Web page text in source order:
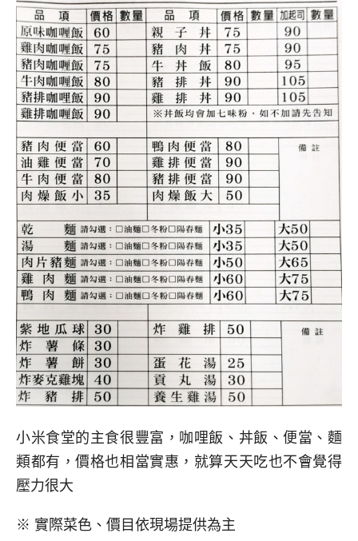
小米食堂的主食很豐富，咖哩飯、丼飯、便當、麵
類都有，價格也相當實惠，就算天天吃也不會覺得
壓力很大
※ 實際菜色、價目依現場提供為主